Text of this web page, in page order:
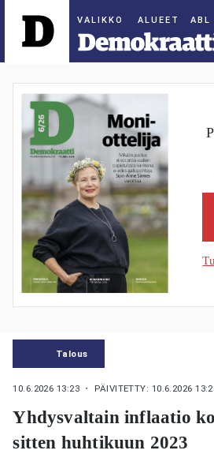
ALUEET
Talous
10.6.2026 13:23 ・ PÄIVITETTY: 10.6.2026
Yhdysvaltain inflaatio
sitten huhtikuun 2023